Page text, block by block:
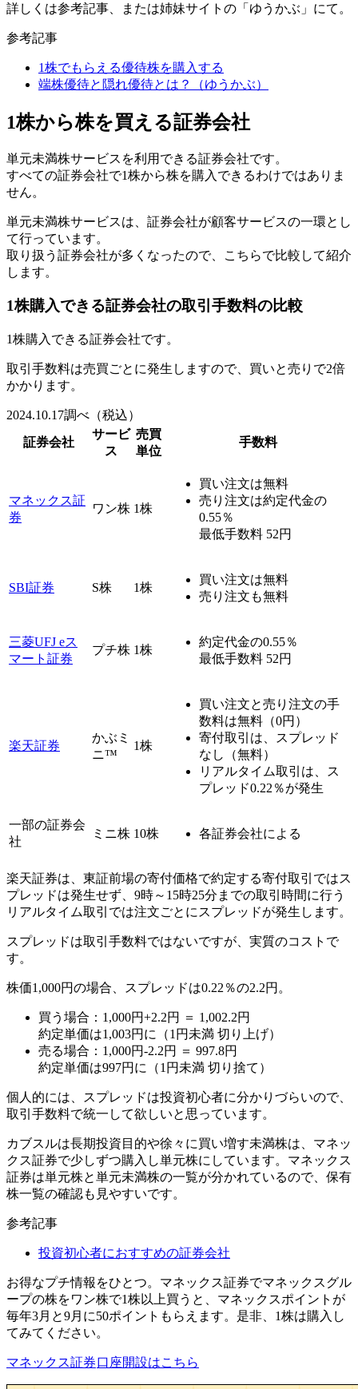
詳しくは参考記事、または姉妹サイトの「ゆうかぶ」にて。
参考記事
1株でもらえる優待株を購入する
端株優待と隠れ優待とは？（ゆうかぶ）
1株から株を買える証券会社
単元未満株サービスを利用できる証券会社です。
すべての証券会社で1株から株を購入できるわけではありま
せん。
単元未満株サービスは、証券会社が顧客サービスの一環とし
て行っています。
取り扱う証券会社が多くなったので、こちらで比較して紹介
します。
1株購入できる証券会社の取引手数料の比較
1株購入できる証券会社です。
取引手数料は売買ごとに発生 しますので、買いと売りで2倍
かかります。
2024.10.17調べ（税込）
証券会社
サービ
ス
売買
単位
手数料
マネックス証
券
ワン株 1株
買い注文は無料
売り注文は約定代金の
0.55％
最低手数料 52円
SBI証券 S株 1株
買い注文は無料
売り注文も無料
三菱UFJ eス
マート証券
プチ株 1株
約定代金の0.55％
最低手数料 52円
楽天証券
かぶミ
ニ™
1株
買い注文と売り注文の手
数料は無料（0円）
寄付取引は、
スプレッド
なし（無料）
リアルタイム取引は、
ス
プレッド0.22％が発生
一部の証券会
社
ミニ株 10株 各証券会社による
楽天証券は、東証前場の寄付価格で約定する寄付取引ではス
プレッドは発生せず、9時～15時25分までの取引時間に行う
リアルタイム取引では注文ごとにスプレッドが発生します。
スプレッドは取引手数料ではないですが、実質のコスト で
す。
株価1,000円の場合、スプレッドは0.22％の2.2円。
買う場合：1,000円+2.2円 ＝ 1,002.2円
約定単価は1,003円 に（1円未満 切り上げ）
売る場合：1,000円-2.2円 ＝ 997.8円
約定単価は997円 に（1円未満 切り捨て）
個人的には、スプレッドは投資初心者に分かりづらいので、
取引手数料で統一して欲しいと思っています。
カブスルは長期投資目的や徐々に買い増す未満株は、マネッ
クス証券で少しずつ購入し単元株にしています。マネックス
証券は単元株と単元未満株の一覧が分かれているので、保有
株一覧の確認も見やすいです。
参考記事
投資初心者におすすめの証券会社
お得なプチ情報をひとつ。マネックス証券でマネックスグル
ープの株をワン株で1株以上買うと、マネックスポイントが
毎年3月と9月に50ポイントもらえます。是非、1株は購入し
てみてください。
マネックス証券口座開設はこちら